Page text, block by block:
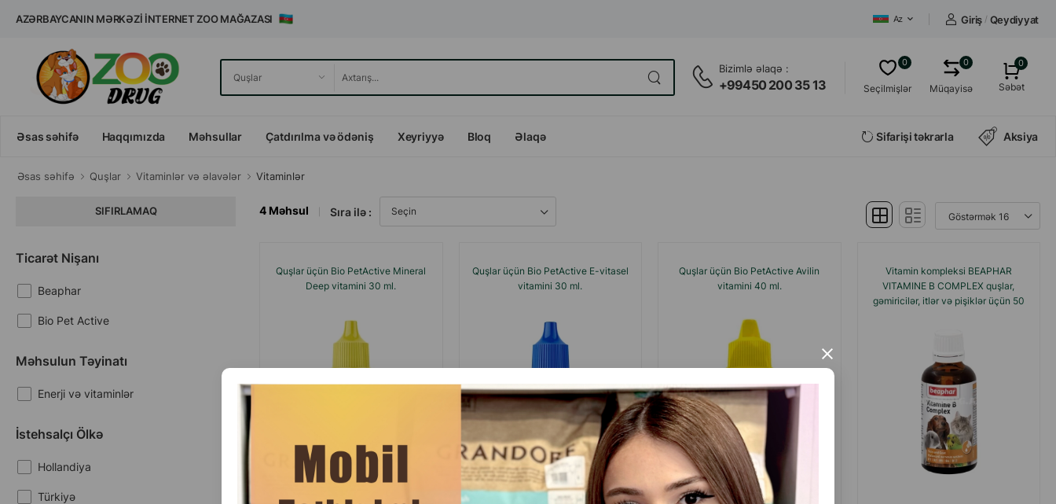
×
AZƏRBAYCANIN MƏRKƏZI İNTERNET ZOO MAĞAZASI Az Giriş / Qeydiyyat
Bizimlə əlaqə :
+99450 200 35 13 Seçilmişlər
0
Müqayisə
0 0
Səbət
Əsas səhifə Haqqımızda Məhsullar Çatdırılma və ödəniş Xeyriyyə Bloq Əlaqə Sifarişi təkrarla Aksiya
Əsas səhifə Quşlar Vitaminlər və əlavələr Vitaminlər
SIFIRLAMAQ
Ticarət Nişanı
Beaphar
Bio Pet Active
Məhsulun Təyinatı
Enerji və vitaminlər
İstehsalçı Ölkə
Hollandiya
Türkiyə
4 Məhsul Sıra ilə :
Quşlar üçün Bio PetActive Mineral
Deep vitamini 30 ml.
Quşlar üçün Bio PetActive E-vitasel
vitamini 30 ml.
Quşlar üçün Bio PetActive Avilin
vitamini 40 ml.
Vitamin kompleksi BEAPHAR
VITAMINE B COMPLEX quşlar,
gəmiricilər, itlər və pişiklər üçün 50